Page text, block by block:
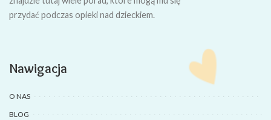
przydać podczas opieki nad dzieckiem.
Nawigacja
O NAS
BLOG